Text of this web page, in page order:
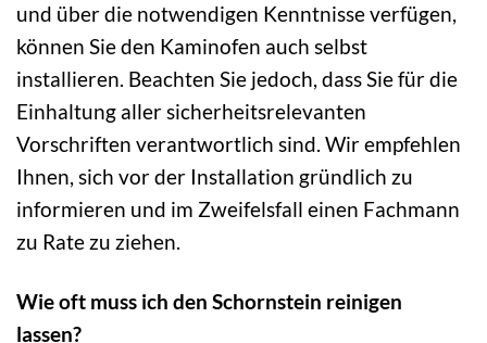
und über die notwendigen Kenntnisse verfügen,
können Sie den Kaminofen auch selbst
installieren. Beachten Sie jedoch, dass Sie für die
Einhaltung aller sicherheitsrelevanten
Vorschriften verantwortlich sind. Wir empfehlen
Ihnen, sich vor der Installation gründlich zu
informieren und im Zweifelsfall einen Fachmann
zu Rate zu ziehen.
Wie oft muss ich den Schornstein reinigen
lassen?